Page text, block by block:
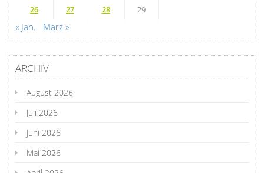
26 27 28 29
« Jan. März »
ARCHIV
August 2026
Juli 2026
Juni 2026
Mai 2026